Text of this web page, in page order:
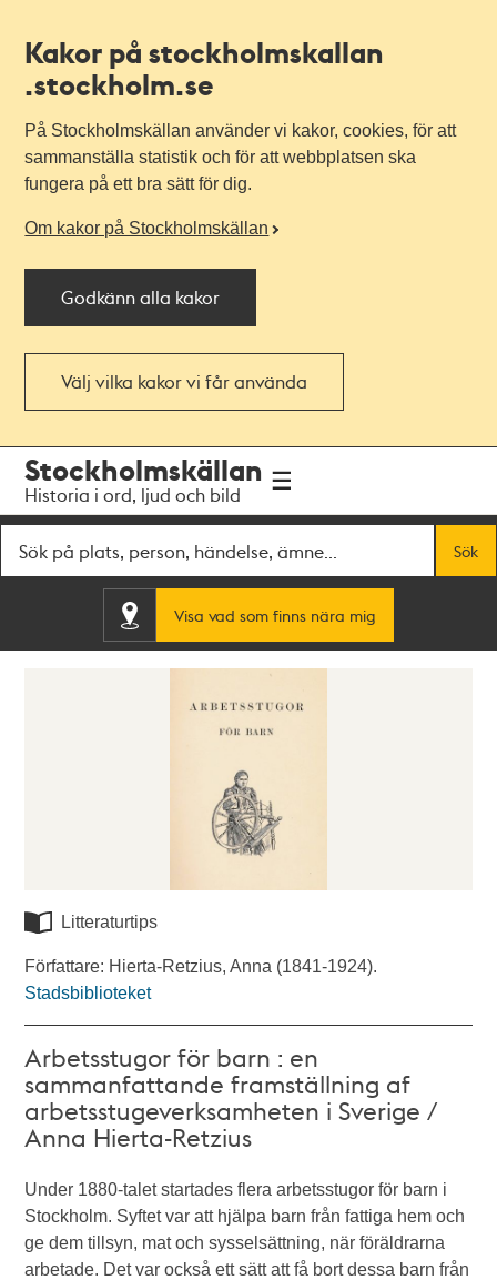
Kakor på stockholmskallan
.stockholm.se
På Stockholmskällan använder vi kakor, cookies, för att
sammanställa statistik och för att webbplatsen ska
fungera på ett bra sätt för dig.
Om kakor på Stockholmskällan
Godkänn alla kakor
Välj vilka kakor vi får använda
navigationen
huvudinnehållet
Stockholmskällan
Historia i ord, ljud och bild
Sök
Visa vad som finns nära mig
Litteraturtips
Författare: Hierta-Retzius, Anna (1841-1924).
Stadsbiblioteket
Arbetsstugor för barn : en
sammanfattande framställning af
arbetsstugeverksamheten i Sverige /
Anna Hierta-Retzius
Under 1880-talet startades flera arbetsstugor för barn i
Stockholm. Syftet var att hjälpa barn från fattiga hem och
ge dem tillsyn, mat och sysselsättning, när föräldrarna
arbetade. Det var också ett sätt att få bort dessa barn från